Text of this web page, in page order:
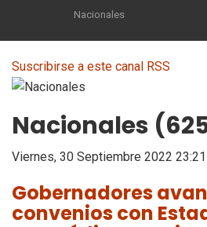
Nacionales
Suscribirse a este canal RSS
Nacionales
Viernes, 30 Septiembre 2022 23:21
Gobernadores
convenios con